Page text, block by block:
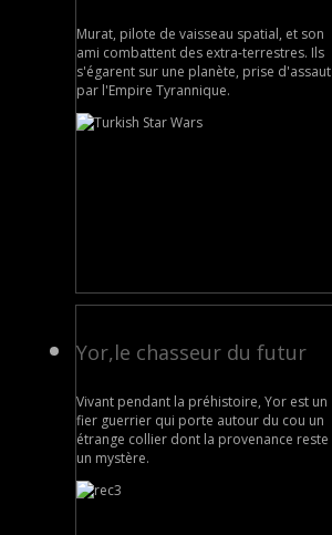
Murat, pilote de vaisseau spatial, et son
ami combattent des extra-terrestres. Ils
s'égarent sur une planète, prise d'assaut
par l'Empire Tyrannique.
Yor,le chasseur du futur
Vivant pendant la préhistoire, Yor est un
fier guerrier qui porte autour du cou un
étrange collier dont la provenance reste
un mystère.